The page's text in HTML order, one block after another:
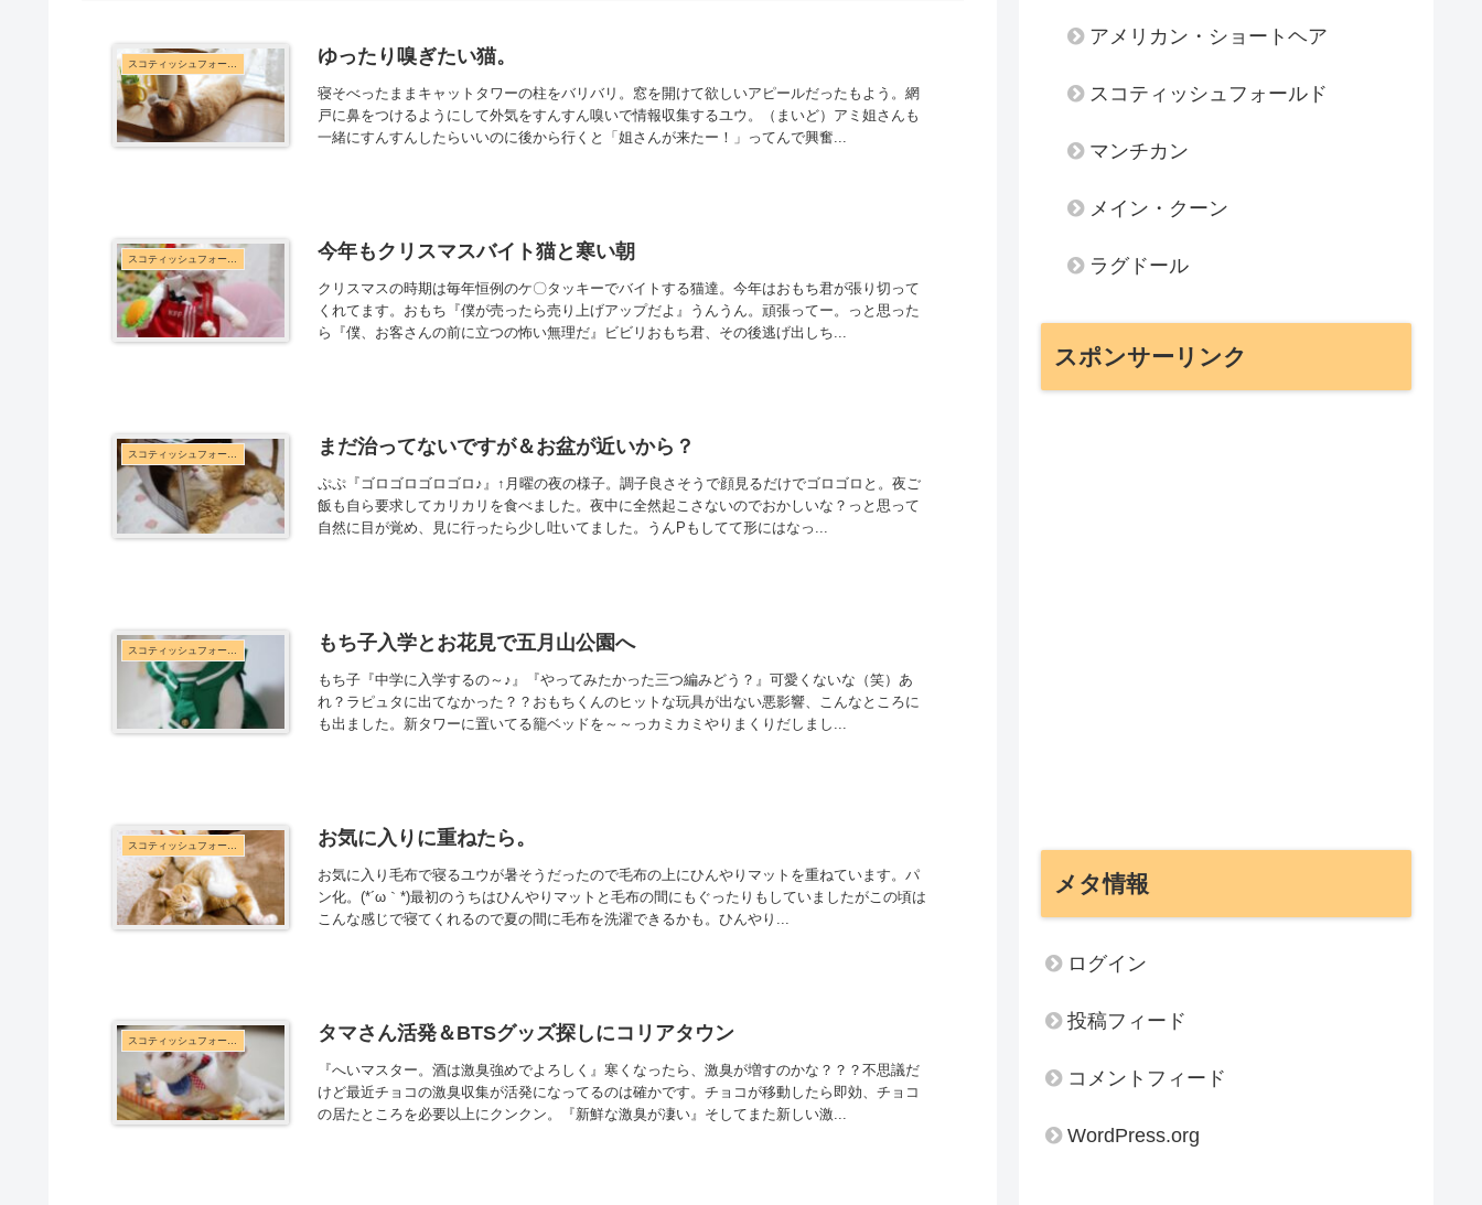
ゆったり嗅ぎたい猫。
寝そべったままキャットタワーの柱をバリバリ。窓を開けて欲しいアピールだったもよう。網
戸に鼻をつけるようにして外気をすんすん嗅いで情報収集するユウ。（まいど）アミ姐さんも
一緒にすんすんしたらいいのに後から行くと「姐さんが来たー！」ってんで興奮...
今年もクリスマスバイト猫と寒い朝
クリスマスの時期は毎年恒例のケ〇タッキーでバイトする猫達。今年はおもち君が張り切って
くれてます。おもち『僕が売ったら売り上げアップだよ』うんうん。頑張ってー。っと思った
ら『僕、お客さんの前に立つの怖い無理だ』ビビリおもち君、その後逃げ出しち...
スコティッシュフォールド まだ治ってないですが＆お盆が近いから？
ぷぷ『ゴロゴロゴロゴロ♪』↑月曜の夜の様子。調子良さそうで顔見るだけでゴロゴロと。夜ご
飯も自ら要求してカリカリを食べました。夜中に全然起こさないのでおかしいな？っと思って
自然に目が覚め、見に行ったら少し吐いてました。うんPもしてて形にはなっ...
もち子入学とお花見で五月山公園へ
もち子『中学に入学するの～♪』『やってみたかった三つ編みどう？』可愛くないな（笑）あ
れ？ラピュタに出てなかった？？おもちくんのヒットな玩具が出ない悪影響、こんなところに
も出ました。新タワーに置いてる籠ベッドを～～っカミカミやりまくりだしまし...
スコティッシュフォールド お気に入りに重ねたら。
お気に入り毛布で寝るユウが暑そうだったので毛布の上にひんやりマットを重ねています。パ
ン化。(*´ω｀*)最初のうちはひんやりマットと毛布の間にもぐったりもしていましたがこの頃は
こんな感じで寝てくれるので夏の間に毛布を洗濯できるかも。ひんやり...
スコティッシュフォールド タマさん活発＆BTSグッズ探しにコリアタウン
『へいマスター。酒は激臭強めでよろしく』寒くなったら、激臭が増すのかな？？？不思議だ
けど最近チョコの激臭収集が活発になってるのは確かです。チョコが移動したら即効、チョコ
の居たところを必要以上にクンクン。『新鮮な激臭が凄い』そしてまた新しい激...
アメリカン・ショートヘア
スコティッシュフォールド
マンチカン
メイン・クーン
ラグドール
スポンサーリンク
メタ情報
ログイン
投稿フィード
コメントフィード
WordPress.org